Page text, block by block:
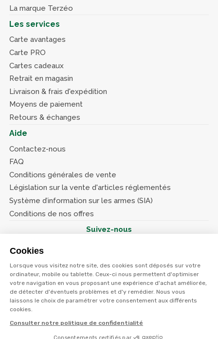
Cookies
Lorsque vous visitez notre site, des cookies sont déposés sur votre
ordinateur, mobile ou tablette. Ceux-ci nous permettent d'optimiser
votre navigation en vous proposant une expérience d'achat améliorée,
de détecter d'éventuels problèmes et d'y remédier. Nous vous
laissons le choix de paramétrer votre consentement aux différents
cookies.
Consulter notre politique de confidentialité
Consentements certifiés par
La marque Terzéo
Les services
Carte avantages
Carte PRO
Cartes cadeaux
Retrait en magasin
Livraison & frais d'expédition
Moyens de paiement
Retours & échanges
Aide
Contactez-nous
FAQ
Conditions générales de vente
Législation sur la vente d'articles réglementés
Système d’information sur les armes (SIA)
Conditions de nos offres
Suivez-nous
© Terres et eaux 2026
Politique de confidentialité
Mentions légales
CGV